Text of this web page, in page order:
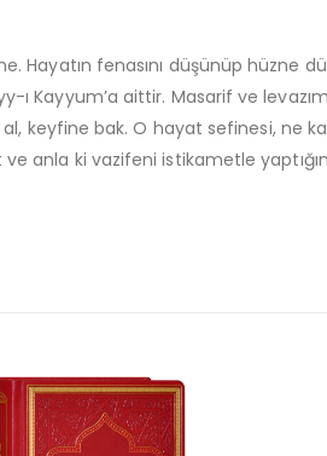
Hayatın fenasını düşünüp
Kayyum’a aittir. Masarif ve
keyfine bak. O hayat sefinesi, ne
anla ki vazifeni istikametle